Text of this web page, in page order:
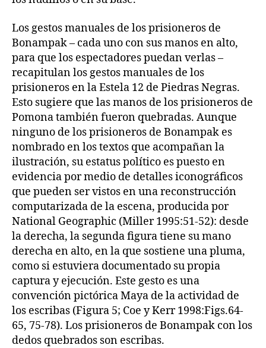
Los gestos manuales de los prisioneros de
Bonampak – cada uno con sus manos en alto,
para que los espectadores puedan verlas –
recapitulan los gestos manuales de los
prisioneros en la Estela 12 de Piedras Negras.
Esto sugiere que las manos de los prisioneros de
Pomona también fueron quebradas. Aunque
ninguno de los prisioneros de Bonampak es
nombrado en los textos que acompañan la
ilustración, su estatus político es puesto en
evidencia por medio de detalles iconográficos
que pueden ser vistos en una reconstrucción
computarizada de la escena, producida por
National Geographic (Miller 1995:51-52): desde
la derecha, la segunda figura tiene su mano
derecha en alto, en la que sostiene una pluma,
como si estuviera documentado su propia
captura y ejecución. Este gesto es una
convención pictórica Maya de la actividad de
los escribas (Figura 5; Coe y Kerr 1998:Figs.64-
65, 75-78). Los prisioneros de Bonampak con los
dedos quebrados son escribas.